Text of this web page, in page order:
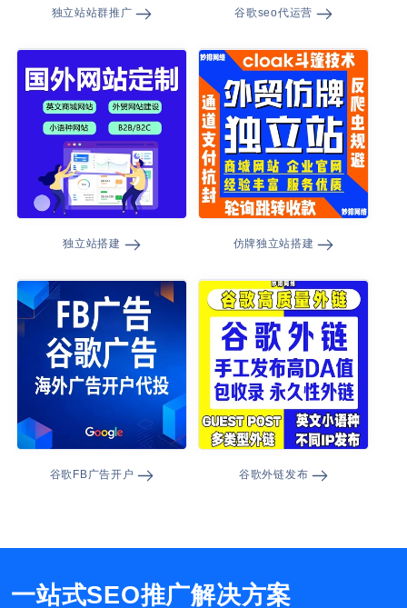
独立站站群推广 谷歌seo代运营
独立站搭建 仿牌独立站搭建
谷歌FB广告开户 谷歌外链发布
一站式SEO推广解决方案